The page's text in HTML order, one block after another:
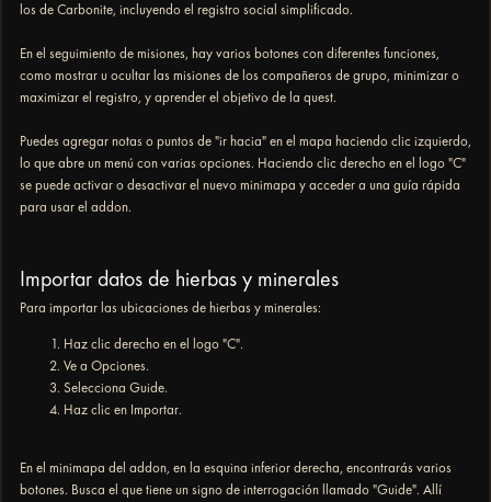
los de Carbonite, incluyendo el registro social simplificado.
En el seguimiento de misiones, hay varios botones con diferentes funciones,
como mostrar u ocultar las misiones de los compañeros de grupo, minimizar o
maximizar el registro, y aprender el objetivo de la quest.
Puedes agregar notas o puntos de "ir hacia" en el mapa haciendo clic izquierdo,
lo que abre un menú con varias opciones. Haciendo clic derecho en el logo "C"
se puede activar o desactivar el nuevo minimapa y acceder a una guía rápida
para usar el addon.
Importar datos de hierbas y minerales
Para importar las ubicaciones de hierbas y minerales:
Haz clic derecho en el logo "C".
Ve a Opciones.
Selecciona Guide.
Haz clic en Importar.
En el minimapa del addon, en la esquina inferior derecha, encontrarás varios
botones. Busca el que tiene un signo de interrogación llamado "Guide". Allí